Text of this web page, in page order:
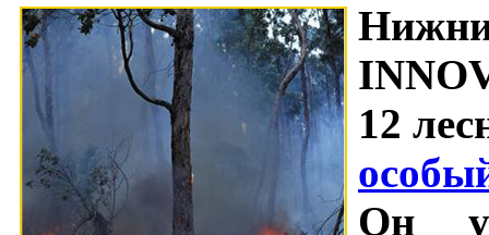
12
Он